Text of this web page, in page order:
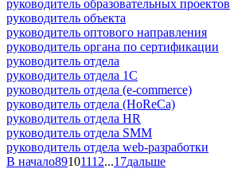
руководитель образовательных проектов
руководитель объекта
руководитель оптового направления
руководитель органа по сертификации
руководитель отдела
руководитель отдела 1С
руководитель отдела (e-commerce)
руководитель отдела (HoReCa)
руководитель отдела HR
руководитель отдела SMM
руководитель отдела web-разработки
В начало89101112...17дальше